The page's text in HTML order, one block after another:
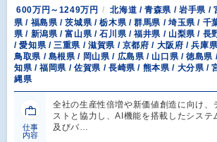
600万円～1249万円
北海道 / 青森県 / 岩手県 /
県 / 福島県 / 茨城県 / 栃木県 / 群馬県 / 埼玉県 / 千
県 / 新潟県 / 富山県 / 石川県 / 福井県 / 山梨県 / 長
/ 愛知県 / 三重県 / 滋賀県 / 京都府 / 大阪府 / 兵庫
鳥取県 / 島根県 / 岡山県 / 広島県 / 山口県 / 徳島県
知県 / 福岡県 / 佐賀県 / 長崎県 / 熊本県 / 大分県 /
縄県
仕事
内容
全社の生産性倍増や新価値創造に向け、
ストと協力し、AI機能を搭載したシステ
及びバ…